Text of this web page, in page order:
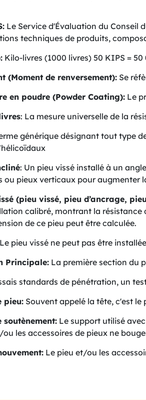
Le Service d'Évaluation du
techniques de produits,
Kilo-livres (1000 livres) 50 KIPS =
(Moment de renversement): Se
en poudre (Powder Coating): Le
: La mesure universelle de la
générique désignant tout type
: Un pieu vissé installé à un
ou pieux verticaux pour augmenter
(pieu vissé, pieu d’ancrage,
calibré, montrant la résistance
de ce pieu peut être calculée.
Le pieu vissé ne peut pas être
Principale: La première section du
standards de pénétration, un
pieu: Souvent appelé la tête, c'est
soutènement: Le support utilisé
ou les accessoires de pieux ne
Le pieu et/ou les